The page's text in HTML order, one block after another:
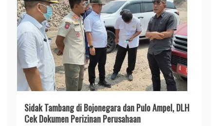
Sidak Tambang di Bojonegara dan Pulo Ampel, DLH
Cek Dokumen Perizinan Perusahaan